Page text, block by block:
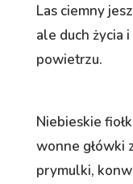
Las ciemny
ale duch życia
powietrzu.
Niebieskie
wonne główki
prymulki,